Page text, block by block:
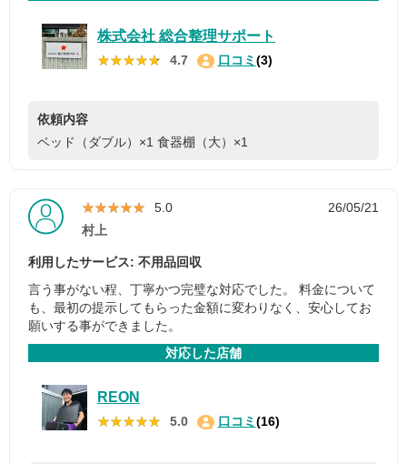
株式会社 総合整理サポート
★★★★★
★★★★★ 4.7 口コミ (3)
依頼内容
ベッド（ダブル）×1 食器棚（大）×1
★★★★★
★★★★★ 5.0
26/05/21
村上
利用したサービス: 不用品回収
言う事がない程、丁寧かつ完璧な対応でした。 料金について
も、最初の提示してもらった金額に変わりなく、安心してお
願いする事ができました。
対応した店舗
REON
★★★★★
★★★★★ 5.0 口コミ (16)